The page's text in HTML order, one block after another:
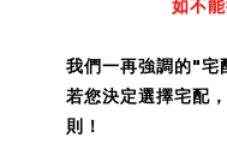
如不
我們一再強調的"宅
若您決定選擇宅配
則！